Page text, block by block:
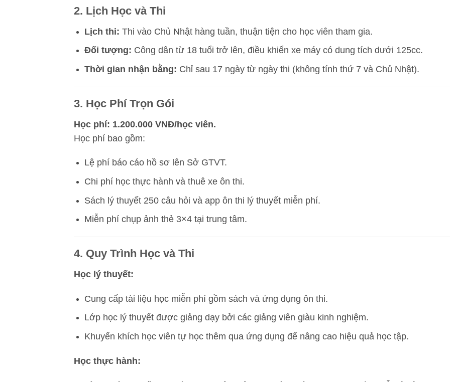
2. Lịch Học và Thi
Lịch thi: Thi vào Chủ Nhật hàng tuần, thuận tiện cho học viên tham gia.
Đối tượng: Công dân từ 18 tuổi trở lên, điều khiển xe máy có dung tích dưới 125cc.
Thời gian nhận bằng: Chỉ sau 17 ngày từ ngày thi (không tính thứ 7 và Chủ Nhật).
3. Học Phí Trọn Gói
Học phí: 1.200.000 VNĐ/học viên.
Học phí bao gồm:
Lệ phí báo cáo hồ sơ lên Sở GTVT.
Chi phí học thực hành và thuê xe ôn thi.
Sách lý thuyết 250 câu hỏi và app ôn thi lý thuyết miễn phí.
Miễn phí chụp ảnh thẻ 3×4 tại trung tâm.
4. Quy Trình Học và Thi
Học lý thuyết:
Cung cấp tài liệu học miễn phí gồm sách và ứng dụng ôn thi.
Lớp học lý thuyết được giảng dạy bởi các giảng viên giàu kinh nghiệm.
Khuyến khích học viên tự học thêm qua ứng dụng để nâng cao hiệu quả học tập.
Học thực hành: